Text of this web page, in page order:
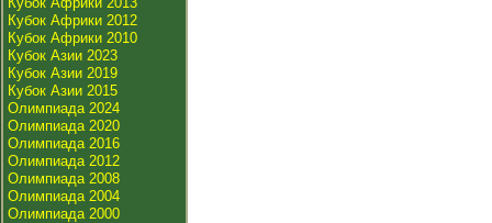
Кубок Африки 2012
Кубок Африки 2010
Кубок Азии 2023
Кубок Азии 2019
Кубок Азии 2015
Олимпиада 2024
Олимпиада 2020
Олимпиада 2016
Олимпиада 2012
Олимпиада 2008
Олимпиада 2004
Олимпиада 2000